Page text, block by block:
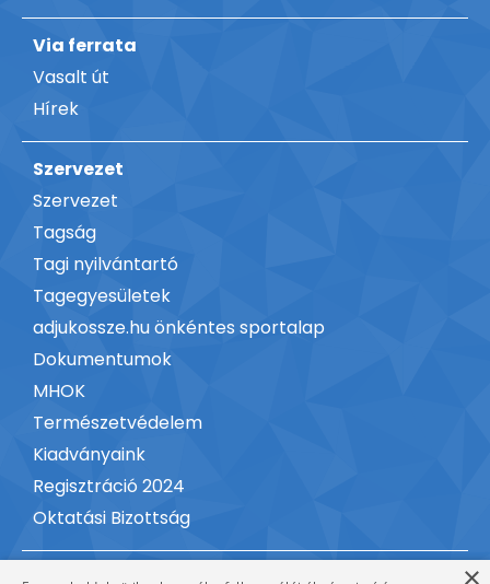
Via ferrata
Vasalt út
Hírek
Szervezet
Szervezet
Tagság
Tagi nyilvántartó
Tagegyesületek
adjukossze.hu önkéntes sportalap
Dokumentumok
MHOK
Természetvédelem
Kiadványaink
Regisztráció 2024
Oktatási Bizottság
Kapcsolat